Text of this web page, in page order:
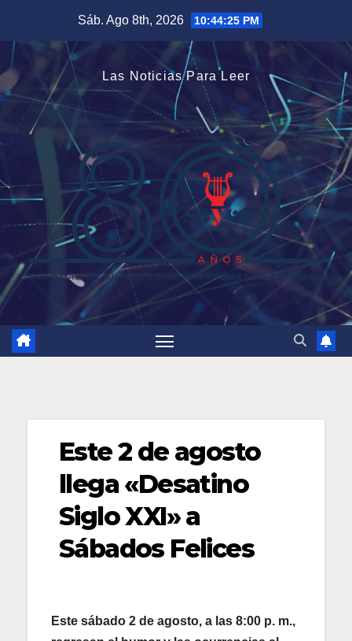
contenido
Sáb. Ago 8th, 2026 10:44:26 PM
Las Noticias Para Leer
Este 2 de agosto
llega «Desatino
Siglo XXI» a
Sábados Felices
Este sábado 2 de agosto, a las 8:00 p. m.,